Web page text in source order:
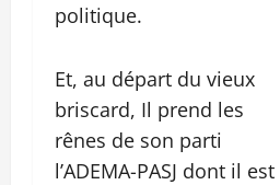
politique.
Et, au départ du vieux
briscard, Il prend les
rênes de son parti
l’ADEMA-PASJ dont il est